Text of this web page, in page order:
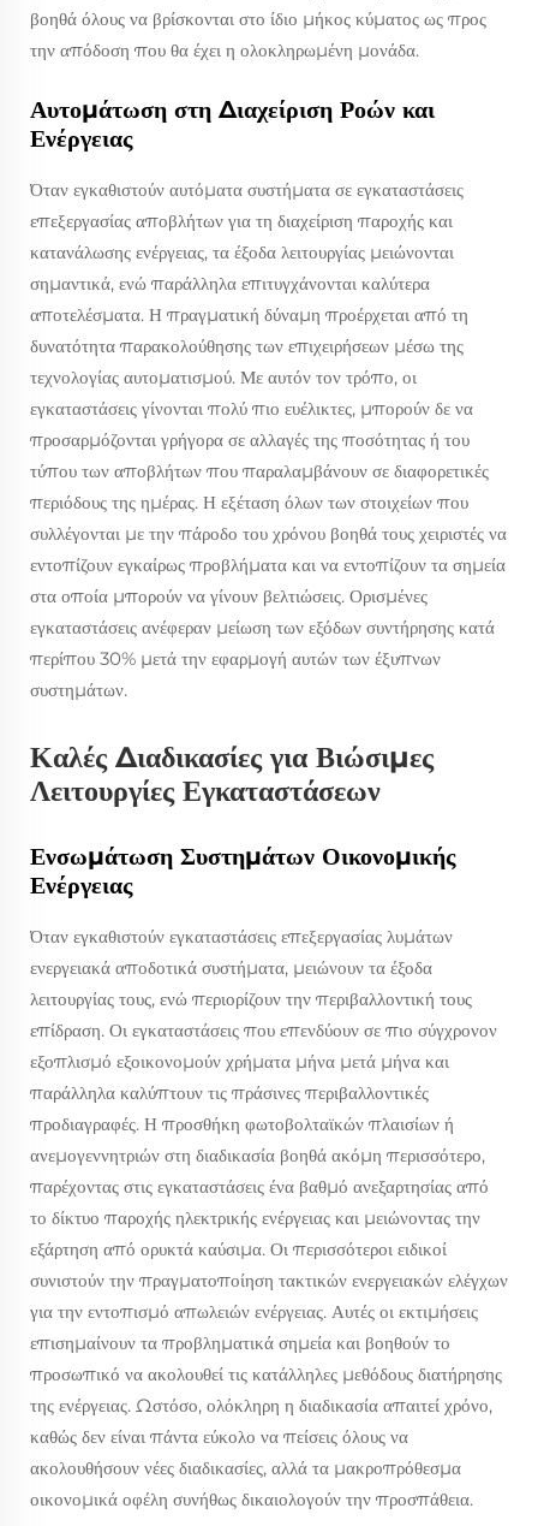
βοηθά όλους να βρίσκονται στο ίδιο μήκος κύματος ως προς
την απόδοση που θα έχει η ολοκληρωμένη μονάδα.
Αυτομάτωση στη Διαχείριση Ροών και
Ενέργειας
Όταν εγκαθιστούν αυτόματα συστήματα σε εγκαταστάσεις
επεξεργασίας αποβλήτων για τη διαχείριση παροχής και
κατανάλωσης ενέργειας, τα έξοδα λειτουργίας μειώνονται
σημαντικά, ενώ παράλληλα επιτυγχάνονται καλύτερα
αποτελέσματα. Η πραγματική δύναμη προέρχεται από τη
δυνατότητα παρακολούθησης των επιχειρήσεων μέσω της
τεχνολογίας αυτοματισμού. Με αυτόν τον τρόπο, οι
εγκαταστάσεις γίνονται πολύ πιο ευέλικτες, μπορούν δε να
προσαρμόζονται γρήγορα σε αλλαγές της ποσότητας ή του
τύπου των αποβλήτων που παραλαμβάνουν σε διαφορετικές
περιόδους της ημέρας. Η εξέταση όλων των στοιχείων που
συλλέγονται με την πάροδο του χρόνου βοηθά τους χειριστές να
εντοπίζουν εγκαίρως προβλήματα και να εντοπίζουν τα σημεία
στα οποία μπορούν να γίνουν βελτιώσεις. Ορισμένες
εγκαταστάσεις ανέφεραν μείωση των εξόδων συντήρησης κατά
περίπου 30% μετά την εφαρμογή αυτών των έξυπνων
συστημάτων.
Καλές Διαδικασίες για Βιώσιμες
Λειτουργίες Εγκαταστάσεων
Ενσωμάτωση Συστημάτων Οικονομικής
Ενέργειας
Όταν εγκαθιστούν εγκαταστάσεις επεξεργασίας λυμάτων
ενεργειακά αποδοτικά συστήματα, μειώνουν τα έξοδα
λειτουργίας τους, ενώ περιορίζουν την περιβαλλοντική τους
επίδραση. Οι εγκαταστάσεις που επενδύουν σε πιο σύγχρονον
εξοπλισμό εξοικονομούν χρήματα μήνα μετά μήνα και
παράλληλα καλύπτουν τις πράσινες περιβαλλοντικές
προδιαγραφές. Η προσθήκη φωτοβολταϊκών πλαισίων ή
ανεμογεννητριών στη διαδικασία βοηθά ακόμη περισσότερο,
παρέχοντας στις εγκαταστάσεις ένα βαθμό ανεξαρτησίας από
το δίκτυο παροχής ηλεκτρικής ενέργειας και μειώνοντας την
εξάρτηση από ορυκτά καύσιμα. Οι περισσότεροι ειδικοί
συνιστούν την πραγματοποίηση τακτικών ενεργειακών ελέγχων
για την εντοπισμό απωλειών ενέργειας. Αυτές οι εκτιμήσεις
επισημαίνουν τα προβληματικά σημεία και βοηθούν το
προσωπικό να ακολουθεί τις κατάλληλες μεθόδους διατήρησης
της ενέργειας. Ωστόσο, ολόκληρη η διαδικασία απαιτεί χρόνο,
καθώς δεν είναι πάντα εύκολο να πείσεις όλους να
ακολουθήσουν νέες διαδικασίες, αλλά τα μακροπρόθεσμα
οικονομικά οφέλη συνήθως δικαιολογούν την προσπάθεια.